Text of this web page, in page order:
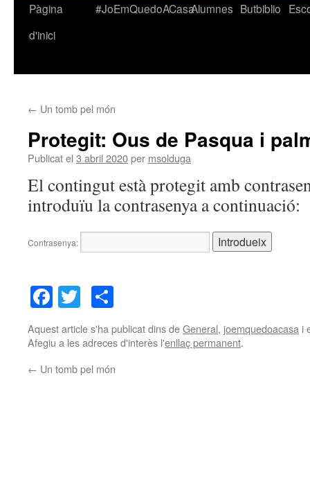
Vés
Pàgina
d'inici
#JoEmQuedoACasaAlumnes Butbiblio
← Un tomb pel món
Protegit: Ous de Pasqua i
Publicat el 3 abril 2020per msolduga
El contingut està protegit amb
introduïu la contrasenya a continuació:
Contrasenya:
Facebook
Twitter
Aquest article s'ha publicat dins deGeneral, joemquedoacasa i
Afegiu a les adreces d'interès l'enllaç permanent.
← Un tomb pel món